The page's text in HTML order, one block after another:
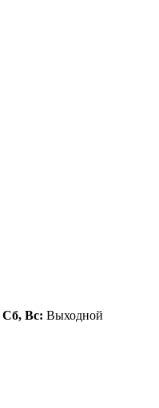
Сб, Вс: Выходной